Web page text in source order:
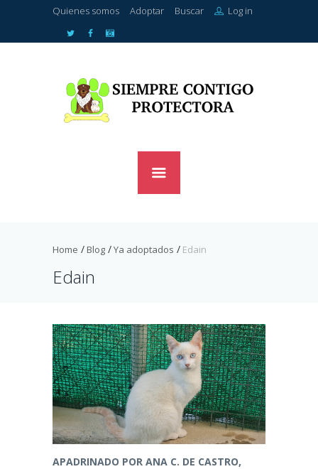
Quienes somos Adoptar Buscar Log in
Home Blog Ya adoptados Edain
Edain
APADRINADO POR ANA C. DE CASTRO,